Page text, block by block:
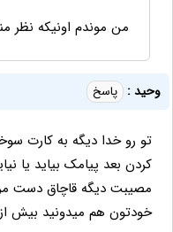
من موندم اونیکه نظر
وحید : پاسخ
تو رو خدا دیگه به کارت
کردن بعد پیامک بیاید یا
مصیبت دیگه قاچاق دست
خودتون هم میدونید بیش